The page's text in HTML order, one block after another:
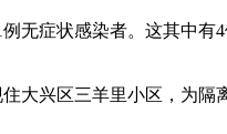
无症状感染者。这其中
大兴区三羊里小区，为